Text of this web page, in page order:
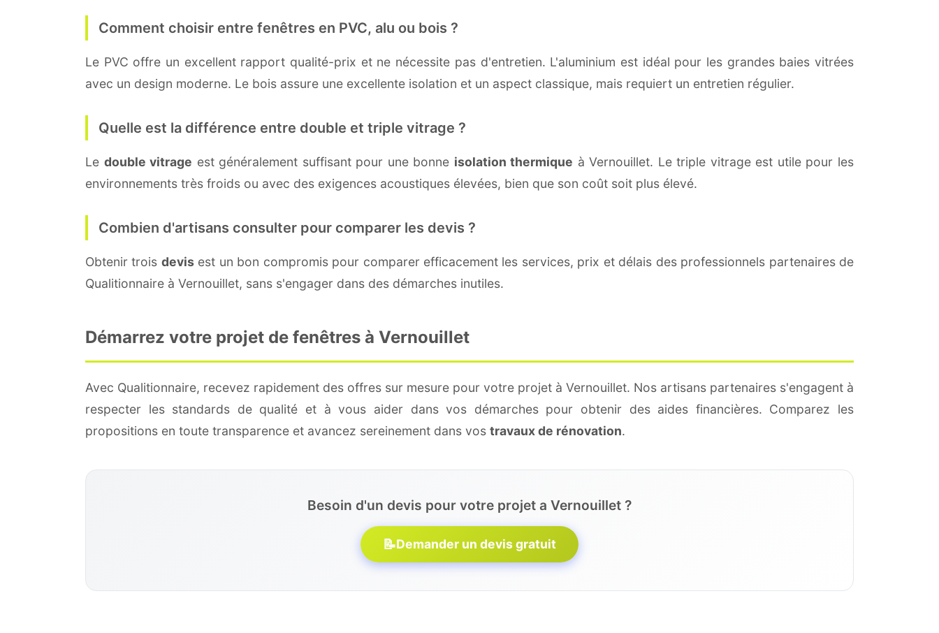
Comment choisir entre fenêtres en PVC, alu ou bois ?
Le PVC offre un excellent rapport qualité-prix et ne nécessite pas d'entretien. L'aluminium est idéal pour les grandes baies vitrées
avec un design moderne. Le bois assure une excellente isolation et un aspect classique, mais requiert un entretien régulier.
Quelle est la différence entre double et triple vitrage ?
Le double vitrage est généralement suffisant pour une bonne isolation thermique à Vernouillet. Le triple vitrage est utile pour les
environnements très froids ou avec des exigences acoustiques élevées, bien que son coût soit plus élevé.
Combien d'artisans consulter pour comparer les devis ?
Obtenir trois devisest un bon compromis pour comparer efficacement les services, prix et délais des professionnels partenaires de
Qualitionnaire à Vernouillet, sans s'engager dans des démarches inutiles.
Démarrez votre projet de fenêtres à Vernouillet
Avec Qualitionnaire, recevez rapidement des offres sur mesure pour votre projet à Vernouillet. Nos artisans partenaires s'engagent à
respecter les standards de qualité et à vous aider dans vos démarches pour obtenir des aides financières. Comparez les
propositions en toute transparence et avancez sereinement dans vos travaux de rénovation.
Besoin d'un devis pour votre projet a Vernouillet ?
📝Demander un devis gratuit